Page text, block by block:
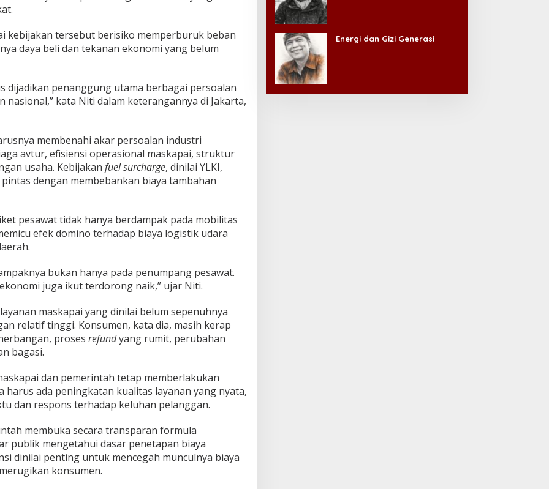
kebijakan tersebut berisiko memperburuk beban
daya beli dan tekanan ekonomi yang belum
dijadikan penanggung utama berbagai persoalan
kata Niti dalam keterangannya di Jakarta,
membenahi akar persoalan industri
avtur, efisiensi operasional maskapai, struktur
usaha. Kebijakan fuel surcharge, dinilai YLKI,
dengan membebankan biaya tambahan
pesawat tidak hanya berdampak pada mobilitas
efek domino terhadap biaya logistik udara
bukan hanya pada penumpang pesawat.
juga ikut terdorong naik,” ujar Niti.
maskapai yang dinilai belum sepenuhnya
relatif tinggi. Konsumen, kata dia, masih kerap
proses refundyang rumit, perubahan
bagasi.
dan pemerintah tetap memberlakukan
harus ada peningkatan kualitas layanan yang nyata,
dan respons terhadap keluhan pelanggan.
membuka secara transparan formula
publik mengetahui dasar penetapan biaya
dinilai penting untuk mencegah munculnya biaya
konsumen.
Energi dan Gizi Generasi